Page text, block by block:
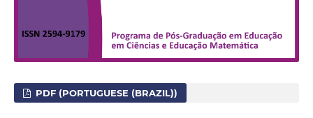
PDF (PORTUGUESE (BRAZIL))